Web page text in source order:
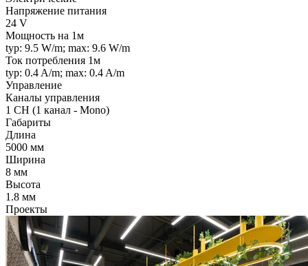
Напряжение питания
24 V
Мощность на 1м
typ: 9.5 W/m; max: 9.6 W/m
Ток потребления 1м
typ: 0.4 A/m; max: 0.4 A/m
Управление
Каналы управления
1 CH (1 канал - Mono)
Габариты
Длина
5000 мм
Ширина
8 мм
Высота
1.8 мм
Проекты